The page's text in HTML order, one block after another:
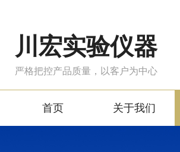
川宏实验仪器
严格把控产品质量，以客户为中心
首页 关于我们